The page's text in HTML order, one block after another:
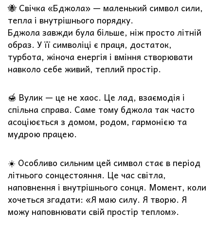
🐝 Свічка «Бджола» — маленький символ сили,
тепла і внутрішнього порядку.
Бджола завжди була більше, ніж просто літній
образ. У її символіці є праця, достаток,
турбота, жіноча енергія і вміння створювати
навколо себе живий, теплий простір.
🍯 Вулик — це не хаос. Це лад, взаємодія і
спільна справа. Саме тому бджола так часто
асоціюється з домом, родом, гармонією та
мудрою працею.
☀️ Особливо сильним цей символ стає в період
літнього сонцестояння. Це час світла,
наповнення і внутрішнього сонця. Момент, коли
хочеться згадати: «Я маю силу. Я творю. Я
можу наповнювати свій простір теплом».